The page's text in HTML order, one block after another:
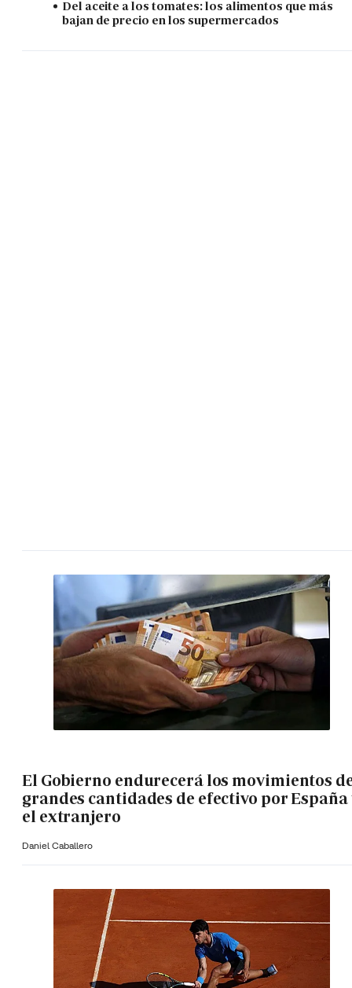
Del aceite a los tomates: los alimentos que más
bajan de precio en los supermercados
El Gobierno endurecerá los movimientos
grandes cantidades de efectivo por España
el extranjero
Daniel Caballero